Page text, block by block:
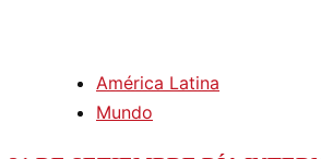
América Latina
Mundo